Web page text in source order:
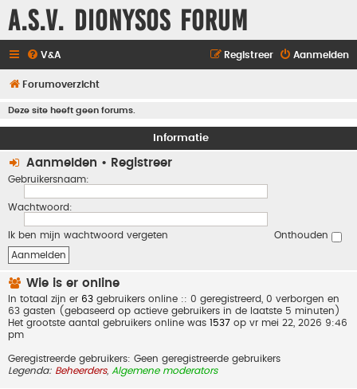
A.S.V. Dionysos Forum
V&A Aanmelden
Registreer
Forumoverzicht
Deze site heeft geen forums.
Informatie
Aanmelden • Registreer
Gebruikersnaam:
Wachtwoord:
Ik ben mijn wachtwoord vergeten Onthouden
Wie is er online
In totaal zijn er 63 gebruikers online :: 0 geregistreerd, 0 verborgen en
63 gasten (gebaseerd op actieve gebruikers in de laatste 5 minuten)
Het grootste aantal gebruikers online was 1537 op vr mei 22, 2026 9:46
pm
Geregistreerde gebruikers: Geen geregistreerde gebruikers
Legenda: Beheerders, Algemene moderators